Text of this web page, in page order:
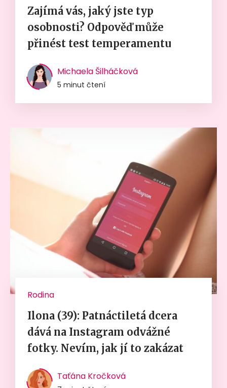
Zajímá vás, jaký jste typ
osobnosti? Odpověď může
přinést test temperamentu
Michaela Šilháčková
5 minut čtení
Rodina
Ilona (39): Patnáctiletá dcera
dává na Instagram odvážné
fotky. Nevím, jak jí to zakázat
Taťána Kročková